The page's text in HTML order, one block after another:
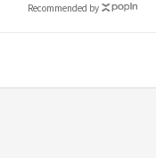
Recommended by